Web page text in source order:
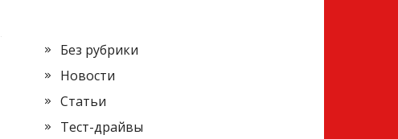
Без рубрики
Новости
Статьи
Тест-драйвы